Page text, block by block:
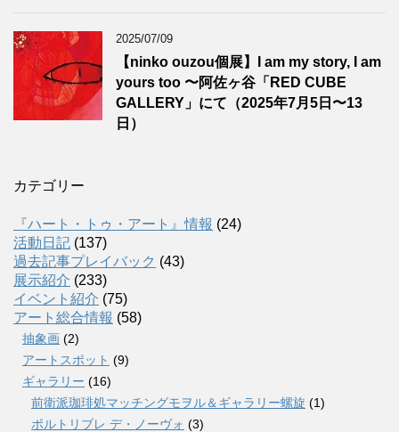
2025/07/09
【ninko ouzou個展】I am my story, I am
yours too 〜阿佐ヶ谷「RED CUBE
GALLERY」にて（2025年7月5日〜13
日）
カテゴリー
『ハート・トゥ・アート』情報 (24)
活動日記 (137)
過去記事プレイバック (43)
展示紹介 (233)
イベント紹介 (75)
アート総合情報 (58)
抽象画 (2)
アートスポット (9)
ギャラリー (16)
前衛派珈琲処マッチングモヲル＆ギャラリー螺旋 (1)
ポルトリブレ デ・ノーヴォ (3)